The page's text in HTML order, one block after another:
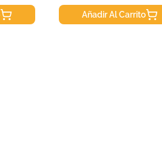
Añadir Al Carrito